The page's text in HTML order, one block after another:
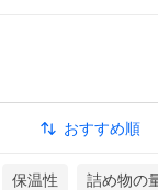
おすすめ順
保温性 詰め物の